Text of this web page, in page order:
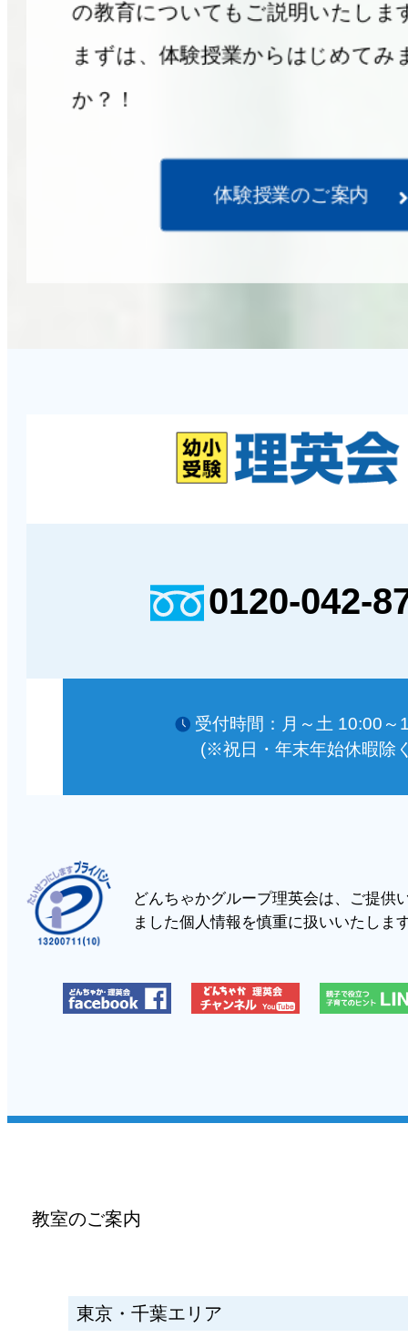
の教育についてもご説明いたしま
まずは、体験授業からはじめてみ
か？！
体験授業のご案内
0120-042-
受付時間：月～土 10:00～
(※祝日・年末年始休暇除
どんちゃかグループ理英会は、ご提供
ました個人情報を慎重に扱いいたしま
教室のご案内
東京・千葉エリア